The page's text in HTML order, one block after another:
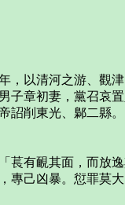
，以清河之游、觀
子章初妻，黨召哀
詔削東光、鄡二縣。
有靦其面，而放
己凶暴。愆罪莫